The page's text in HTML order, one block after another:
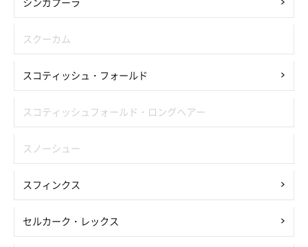
スクーカム
スコティッシュ・フォールド
スコティッシュフォールド・ロングヘアー
スノーシュー
スフィンクス
セルカーク・レックス